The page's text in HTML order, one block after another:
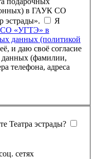
эстрады».
Я
«УГТЭ» в
данных (политикой
данных (фамилии,
телефона, адреса
Театра эстрады?
сетях